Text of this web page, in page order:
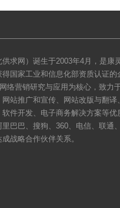
求网）诞生于2003年4月，是康
国家工业和信息化部资质认证
络营销研究与应用为核心，致力
站推广和宣传、网站改版与翻
件开发、电子商务解决方案等
巴巴、搜狗、360、电信、联通
战略合作伙伴关系。